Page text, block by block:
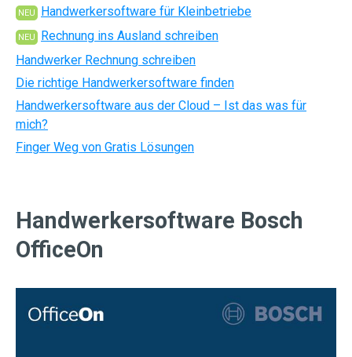
NEU Handwerkersoftware für Kleinbetriebe
NEU
Rechnung ins Ausland schreiben
Handwerker Rechnung schreiben
Die richtige Handwerkersoftware finden
Handwerkersoftware aus der Cloud – Ist das was für
mich?
Finger Weg von Gratis Lösungen
Handwerkersoftware Bosch
OfficeOn